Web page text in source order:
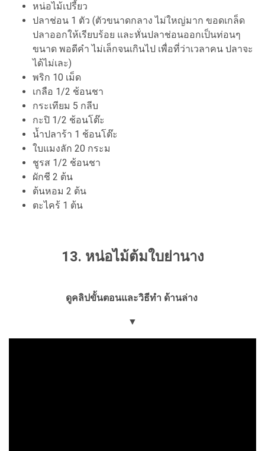
หน่อไม้เปรี้ยว
ปลาช่อน 1 ตัว (ตัวขนาดกลาง ไม่ใหญ่มาก ขอดเกล็ด
ปลาออกให้เรียบร้อย และหั่นปลาช่อนออกเป็นท่อนๆ
ขนาด พอดีคำ ไม่เล็กจนเกินไป เพื่อที่ว่าเวลาคน ปลาจะ
ได้ไม่เละ)
พริก 10 เม็ด
เกลือ 1/2 ช้อนชา
กระเทียม 5 กลีบ
กะปิ 1/2 ช้อนโต๊ะ
น้ำปลาร้า 1 ช้อนโต๊ะ
ใบแมงลัก 20 กระม
ชูรส 1/2 ช้อนชา
ผักชี 2 ต้น
ต้นหอม 2 ต้น
ตะไคร้ 1 ต้น
13. หน่อไม้ต้มใบย่านาง
ดูคลิปขั้นตอนและวิธีทำ ด้านล่าง
▼